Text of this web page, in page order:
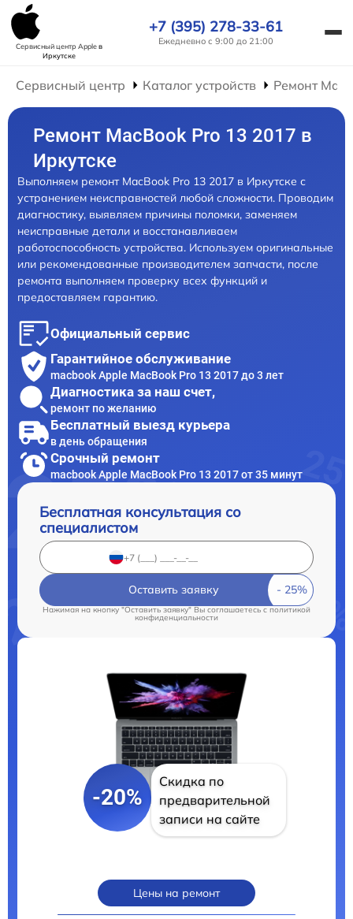
Сервисный центр Appleв
Иркутске
+7 (395) 278-33-61
Ежедневно с 9:00 до 21:00
Сервисный центр Каталог устройств Ремонт
Ремонт MacBook Pro 13 2017 в
Иркутске
Выполняем ремонт MacBook Pro 13 2017 в Иркутске с
устранением неисправностей любой сложности. Проводим
диагностику, выявляем причины поломки, заменяем
неисправные детали и восстанавливаем
работоспособность устройства. Используем оригинальные
или рекомендованные производителем запчасти, после
ремонта выполняем проверку всех функций и
предоставляем гарантию.
Официальный сервис
Гарантийное обслуживание
macbook Apple MacBook Pro 13 2017 до 3 лет
Диагностика за наш счет,
ремонт по желанию
Бесплатный выезд курьера
в день обращения
Срочный ремонт
macbook Apple MacBook Pro 13 2017 от 35 минут
Бесплатная консультация со
специалистом
Оставить заявку
Нажимая на кнопку "Оставить заявку" Вы соглашаетесь cполитикой
конфиденциальности
-20%
Скидка по
предварительной
записи на сайте
Цены на ремонт